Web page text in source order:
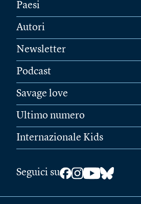
Paesi
Autori
Newsletter
Podcast
Savage love
Ultimo numero
Internazionale Kids
Seguici su